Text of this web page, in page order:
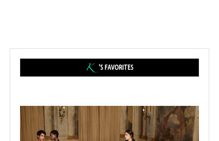
'S FAVORITES